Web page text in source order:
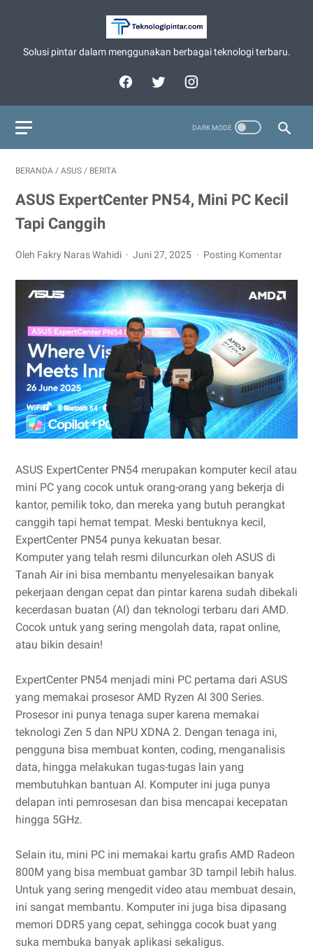
Solusi pintar dalam menggunakan berbagai teknologi terbaru.
BERANDA / ASUS / BERITA
ASUS ExpertCenter PN54, Mini PC Kecil
Tapi Canggih
Oleh Fakry Naras Wahidi Juni 27, 2025 Posting Komentar
ASUS ExpertCenter PN54 merupakan komputer kecil atau
mini PC yang cocok untuk orang-orang yang bekerja di
kantor, pemilik toko, dan mereka yang butuh perangkat
canggih tapi hemat tempat. Meski bentuknya kecil,
ExpertCenter PN54 punya kekuatan besar.
Komputer yang telah resmi diluncurkan oleh ASUS di
Tanah Air ini bisa membantu menyelesaikan banyak
pekerjaan dengan cepat dan pintar karena sudah dibekali
kecerdasan buatan (AI) dan teknologi terbaru dari AMD.
Cocok untuk yang sering mengolah data, rapat online,
atau bikin desain!
ExpertCenter PN54 menjadi mini PC pertama dari ASUS
yang memakai prosesor AMD Ryzen AI 300 Series.
Prosesor ini punya tenaga super karena memakai
teknologi Zen 5 dan NPU XDNA 2. Dengan tenaga ini,
pengguna bisa membuat konten, coding, menganalisis
data, hingga melakukan tugas-tugas lain yang
membutuhkan bantuan AI. Komputer ini juga punya
delapan inti pemrosesan dan bisa mencapai kecepatan
hingga 5GHz.
Selain itu, mini PC ini memakai kartu grafis AMD Radeon
800M yang bisa membuat gambar 3D tampil lebih halus.
Untuk yang sering mengedit video atau membuat desain,
ini sangat membantu. Komputer ini juga bisa dipasang
memori DDR5 yang cepat, sehingga cocok buat yang
suka membuka banyak aplikasi sekaligus.